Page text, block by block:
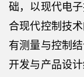
础，以现代电
合现代控制技
有测量与控制
开发与产品设